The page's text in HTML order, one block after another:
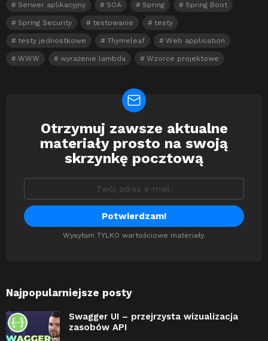
Serwer aplikacyjny SOA Spring Spring Boot
Spring Security testowanie testy
testy jednostkowe Thymeleaf Web application
WWW wyrażenie lambda Wzorce projektowe
Newsletter
Otrzymuj zawsze aktualne
materiały prosto na swoją
skrzynkę pocztową
Wysyłam TYLKO wartościowe materiały.
Najpopularniejsze posty
Swagger UI – przejrzysta wizualizacja
zasobów API